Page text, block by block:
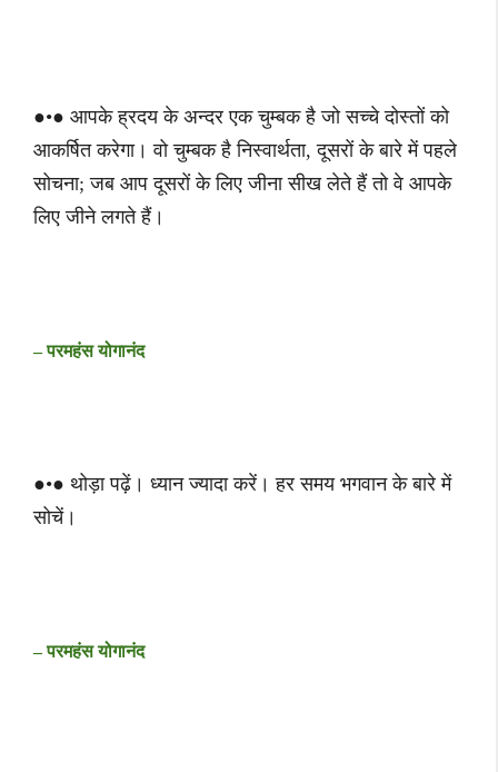
●•● आपके ह्रदय के अन्दर एक चुम्बक है जो सच्चे दोस्तों को
आकर्षित करेगा। वो चुम्बक है निस्वार्थता, दूसरों के बारे में पहले
सोचना; जब आप दूसरों के लिए जीना सीख लेते हैं तो वे आपके
लिए जीने लगते हैं।
– परमहंस योगानंद
●•● थोड़ा पढ़ें। ध्यान ज्यादा करें। हर समय भगवान के बारे में
सोचें।
– परमहंस योगानंद